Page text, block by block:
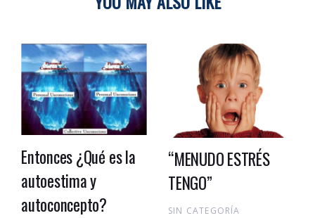
Entonces ¿Qué es la
autoestima y
autoconcepto?
“MENUDO ESTRÉS
TENGO”
SIN CATEGORÍA